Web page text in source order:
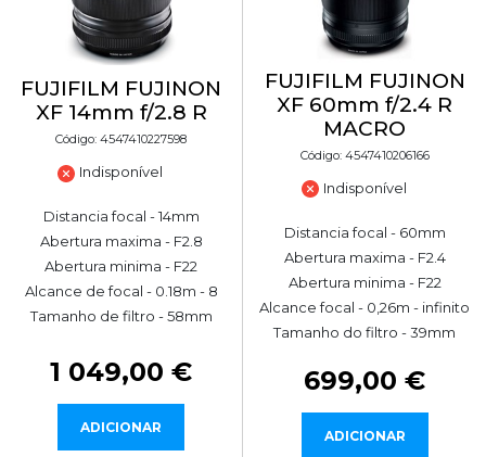
FUJIFILM FUJINON
XF 14mm f/2.8 R
Código: 4547410227598
Indisponível
Distancia focal - 14mm
Abertura maxima - F2.8
Abertura minima - F22
Alcance de focal - 0.18m - 8
Tamanho de filtro - 58mm
1 049,00 €
ADICIONAR
FUJIFILM FUJINON
XF 60mm f/2.4 R
MACRO
Código: 4547410206166
Indisponível
Distancia focal - 60mm
Abertura maxima - F2.4
Abertura minima - F22
Alcance focal - 0,26m - infinito
Tamanho do filtro - 39mm
699,00 €
ADICIONAR